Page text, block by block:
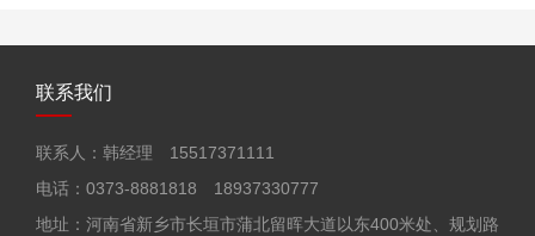
联系我们
联系人：韩经理 15517371111
电话：0373-8881818 18937330777
地址：河南省新乡市长垣市蒲北留晖大道以东400米处、规划路